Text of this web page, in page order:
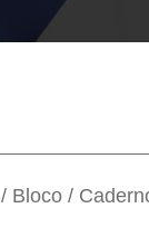
/ Bloco /